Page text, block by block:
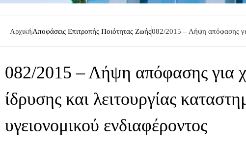
ΑρχικήΑποφάσεις Επιτροπής Ποιότητας Ζωής082/2015 – Λήψη απόφασης για
082/2015 – Λήψη απόφασης για
ίδρυσης και λειτουργίας
υγειονομικού ενδιαφέροντος